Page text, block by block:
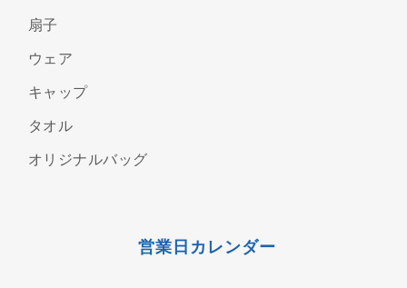
扇子
ウェア
キャップ
タオル
オリジナルバッグ
営業日カレンダー